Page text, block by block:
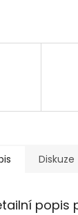
Diskuze
popis